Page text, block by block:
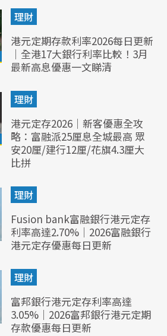
理財
港元定期存款利率2026每日更新
｜全港17大銀行利率比較！3月
最新高息優惠一文睇清
理財
港元定存2026｜新客優惠全攻
略：富融派25厘息全城最高 眾
安20厘/建行12厘/花旗4.3厘大
比拼
理財
Fusion bank富融銀行港元定存
利率高達2.70%｜2026富融銀行
港元定存優惠每日更新
理財
富邦銀行港元定存利率高達
3.05%｜2026富邦銀行港元定期
存款優惠每日更新